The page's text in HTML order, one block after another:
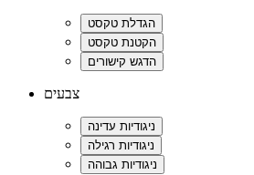
צבעים